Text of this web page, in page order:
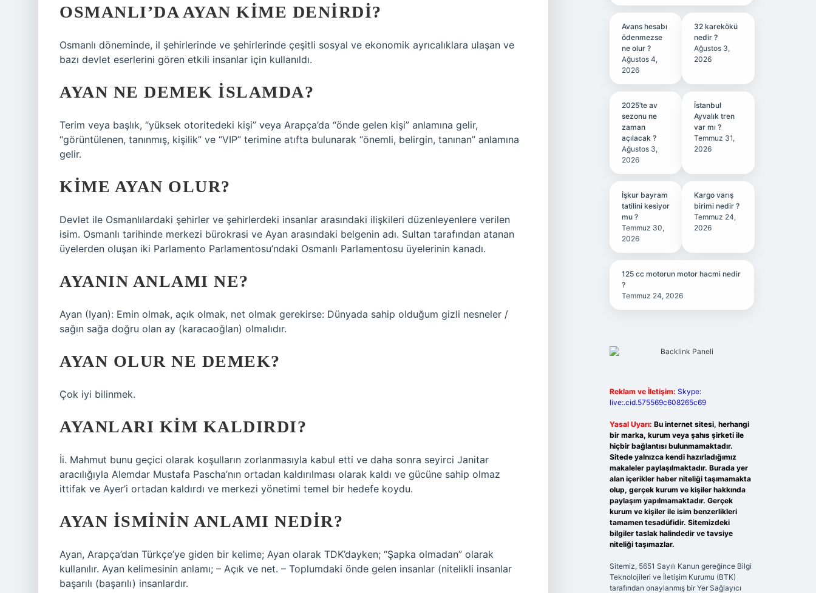
OSMANLI’DA AYAN KIME DENIRDI?
Osmanlı döneminde, il şehirlerinde ve şehirlerinde çeşitli sosyal ve ekonomik ayrıcalıklara ulaşan ve
bazı devlet eserlerini gören etkili insanlar için kullanıldı.
AYAN NE DEMEK ISLAMDA?
Terim veya başlık, “yüksek otoritedeki kişi” veya Arapça’da “önde gelen kişi” anlamına gelir,
“görüntülenen, tanınmış, kişilik” ve “VIP” terimine atıfta bulunarak “önemli, belirgin, tanınan” anlamına
gelir.
KIME AYAN OLUR?
Devlet ile Osmanlılardaki şehirler ve şehirlerdeki insanlar arasındaki ilişkileri düzenleyenlere verilen
isim. Osmanlı tarihinde merkezi bürokrasi ve Ayan arasındaki belgenin adı. Sultan tarafından atanan
üyelerden oluşan iki Parlamento Parlamentosu’ndaki Osmanlı Parlamentosu üyelerinin kanadı.
AYANIN ANLAMI NE?
Ayan (Iyan): Emin olmak, açık olmak, net olmak gerekirse: Dünyada sahip olduğum gizli nesneler /
sağın sağa doğru olan ay (karacaoğlan) olmalıdır.
AYAN OLUR NE DEMEK?
Çok iyi bilinmek.
AYANLARI KIM KALDIRDI?
İi. Mahmut bunu geçici olarak koşulların zorlanmasıyla kabul etti ve daha sonra seyirci Janitar
aracılığıyla Alemdar Mustafa Pascha’nın ortadan kaldırılması olarak kaldı ve gücüne sahip olmaz
ittifak ve Ayer’i ortadan kaldırdı ve merkezi yönetimi temel bir hedefe koydu.
AYAN ISMININ ANLAMI NEDIR?
Ayan, Arapça’dan Türkçe’ye giden bir kelime; Ayan olarak TDK’dayken; “Şapka olmadan” olarak
kullanılır. Ayan kelimesinin anlamı; – Açık ve net. – Toplumdaki önde gelen insanlar (nitelikli insanlar
başarılı (başarılı) insanlardır.
Avans hesabı
ödenmezse
ne olur ?
Ağustos 4,
2026
32 karekökü
nedir ?
Ağustos 3,
2026
2025’te av
sezonu ne
zaman
açılacak ?
Ağustos 3,
2026
İstanbul
Ayvalık tren
var mı ?
Temmuz 31,
2026
İşkur bayram
tatilini kesiyor
mu ?
Temmuz 30,
2026
Kargo varış
birimi nedir ?
Temmuz 24,
2026
125 cc motorun motor hacmi nedir
?
Temmuz 24, 2026
Reklam ve İletişim: Skype:
live:.cid.575569c608265c69
Yasal Uyarı: Bu internet sitesi, herhangi
bir marka, kurum veya şahıs şirketi ile
hiçbir bağlantısı bulunmamaktadır.
Sitede yalnızca kendi hazırladığımız
makaleler paylaşılmaktadır. Burada yer
alan içerikler haber niteliği taşımamakta
olup, gerçek kurum ve kişiler hakkında
paylaşım yapılmamaktadır. Gerçek
kurum ve kişiler ile isim benzerlikleri
tamamen tesadüfidir. Sitemizdeki
bilgiler taslak halindedir ve tavsiye
niteliği taşımazlar.
Sitemiz, 5651 Sayılı Kanun gereğince Bilgi
Teknolojileri ve İletişim Kurumu (BTK)
tarafından onaylanmış bir Yer Sağlayıcı